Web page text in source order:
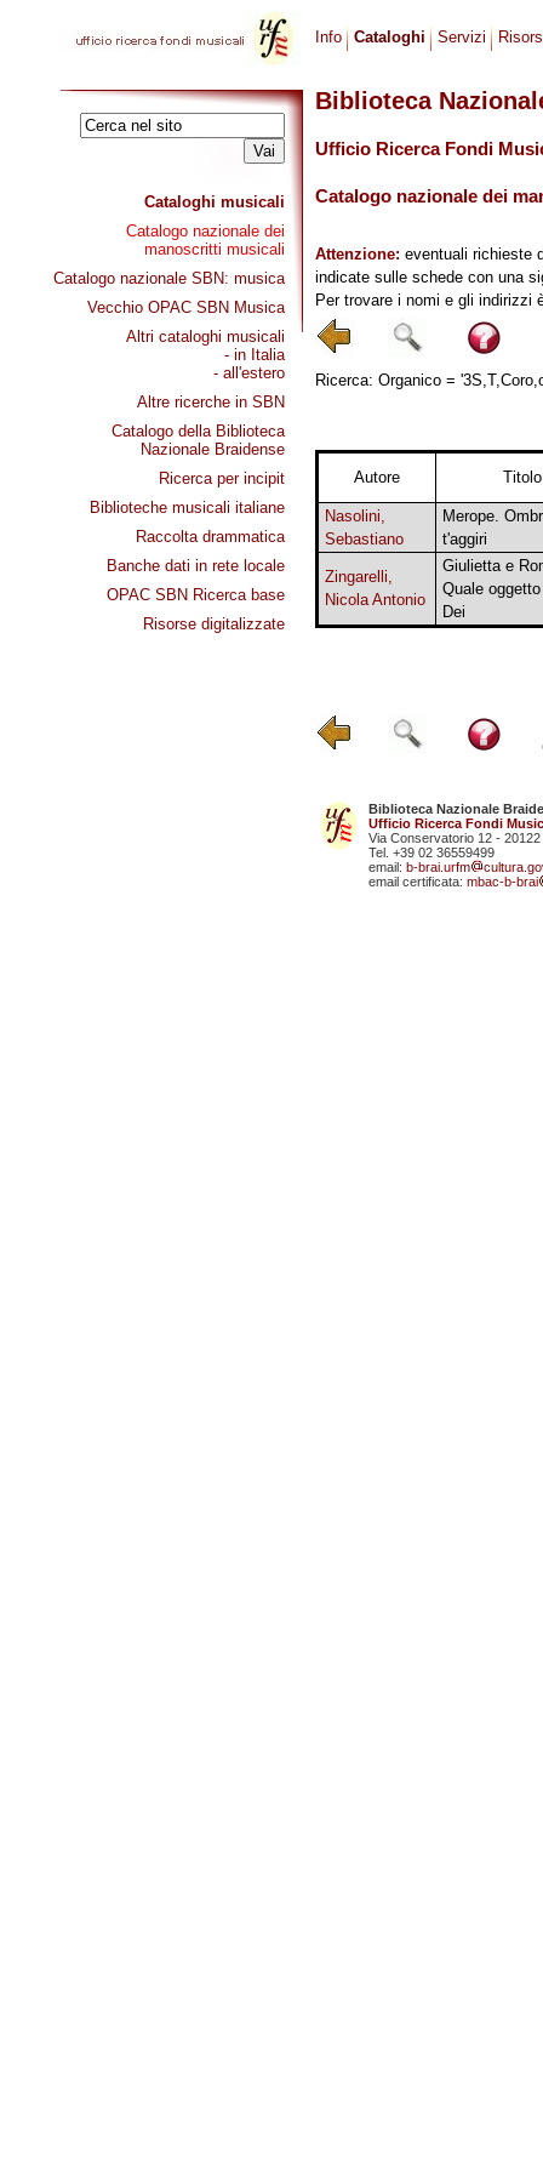
Cataloghi musicali
Catalogo nazionale dei
manoscritti musicali
Catalogo nazionale SBN: musica
Vecchio OPAC SBN Musica
Altri cataloghi musicali
- in Italia
- all'estero
Altre ricerche in SBN
Catalogo della Biblioteca
Nazionale Braidense
Ricerca per incipit
Biblioteche musicali italiane
Raccolta drammatica
Banche dati in rete locale
OPAC SBN Ricerca base
Risorse digitalizzate
Info Cataloghi Servizi
Biblioteca
Ufficio Ricerca Fondi
Catalogo nazionale dei
Attenzione: eventuali richieste
indicate sulle schede con una
Per trovare i nomi e gli indirizzi
Ricerca: Organico =
Autore Titolo
Nasolini,
Sebastiano
Merope.
t'aggiri
Zingarelli,
Nicola Antonio
Giulietta e
Quale
Dei
Biblioteca Nazionale
Ufficio Ricerca Fondi
Via Conservatorio 12 - 20122
Tel. +39 02 36559499
email: b-brai.urfm
email certificata: mbac-b-brai